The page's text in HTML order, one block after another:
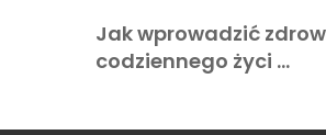
Jak wprowadzić
codziennego życi …